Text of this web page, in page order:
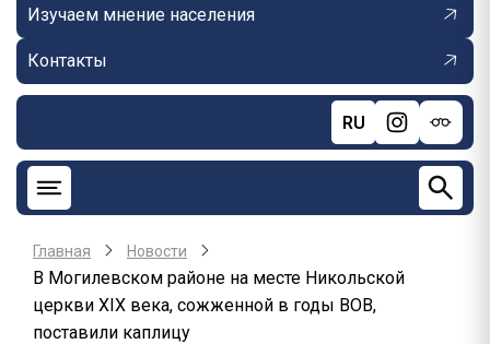
Изучаем мнение населения
Контакты
RU
Главная Новости
В Могилевском районе на месте Никольской
церкви XIX века, сожженной в годы ВОВ,
поставили каплицу